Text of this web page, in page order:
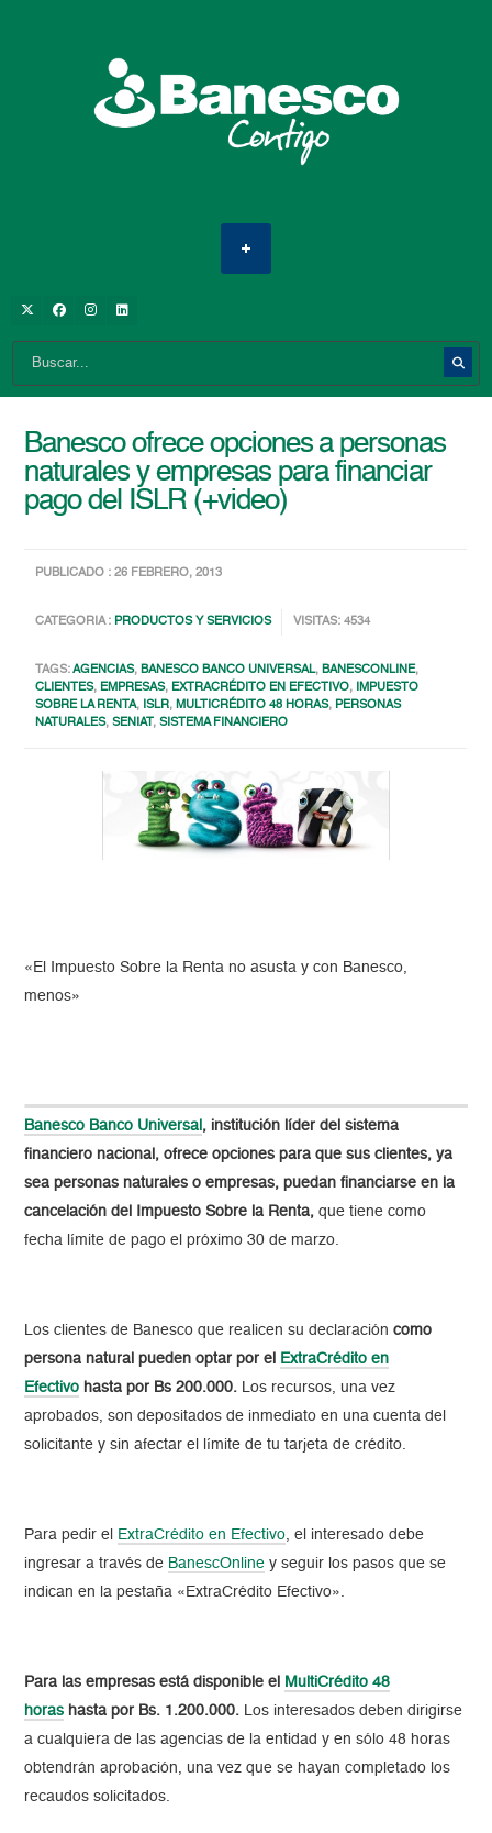
Banesco ofrece opciones a personas
naturales y empresas para financiar
pago del ISLR (+video)
PUBLICADO : 26 FEBRERO, 2013
CATEGORIA : PRODUCTOS Y SERVICIOS VISITAS: 4534
TAGS:AGENCIAS,BANESCO BANCO UNIVERSAL,BANESCONLINE,
CLIENTES, EMPRESAS, EXTRACRÉDITO EN EFECTIVO, IMPUESTO
SOBRE LA RENTA, ISLR,MULTICRÉDITO 48 HORAS, PERSONAS
NATURALES,SENIAT,SISTEMA FINANCIERO
«El Impuesto Sobre la Renta no asusta y con Banesco,
menos»
Banesco Banco Universal , institución líder del sistema
financiero nacional, ofrece opciones para que sus clientes, ya
sea personas naturales o empresas, puedan financiarse en la
cancelación del Impuesto Sobre la Renta, que tiene como
fecha límite de pago el próximo 30 de marzo.
Los clientes de Banesco que realicen su declaración como
persona natural pueden optar por el
ExtraCrédito en
Efectivo hasta por Bs 200.000. Los recursos, una vez
aprobados, son depositados de inmediato en una cuenta del
solicitante y sin afectar el límite de tu tarjeta de crédito.
Para pedir el ExtraCrédito en Efectivo, el interesado debe
ingresar a través de BanescOnline y seguir los pasos que se
indican en la pestaña «ExtraCrédito Efectivo».
Para las empresas está disponible el
MultiCrédito 48
horas hasta por Bs. 1.200.000. Los interesados deben dirigirse
a cualquiera de las agencias de la entidad y en sólo 48 horas
obtendrán aprobación, una vez que se hayan completado los
recaudos solicitados.